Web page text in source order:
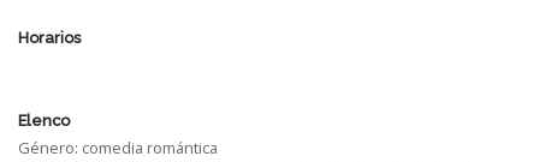
Horarios
Elenco
Género: comedia romántica